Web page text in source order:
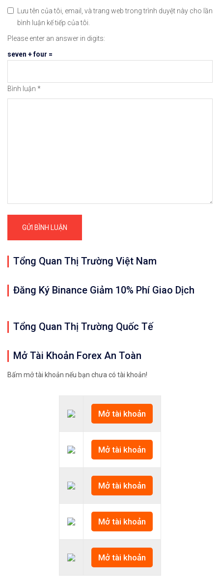
Lưu tên của tôi, email, và trang web trong trình duyệt này cho lần
bình luận kế tiếp của tôi.
Please enter an answer in digits:
seven + four =
Bình luận *
Tổng Quan Thị Trường Việt Nam
Đăng Ký Binance Giảm 10% Phí Giao Dịch
Tổng Quan Thị Trường Quốc Tế
Mở Tài Khoản Forex An Toàn
Bấm mở tài khoản nếu bạn chưa có tài khoản!
Mở tài khoản
Mở tài khoản
Mở tài khoản
Mở tài khoản
Mở tài khoản